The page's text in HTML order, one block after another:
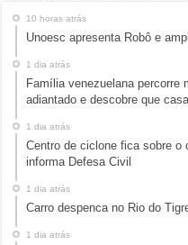
10 horas atrás
Unoesc apresenta Robô e
1 dia atrás
Família venezuelana percorre
adiantado e descobre que
1 dia atrás
Centro de ciclone fica sobre o
informa Defesa Civil
1 dia atrás
Carro despenca no Rio do
1 dia atrás